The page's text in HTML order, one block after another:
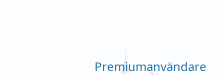
Premiumanvändare